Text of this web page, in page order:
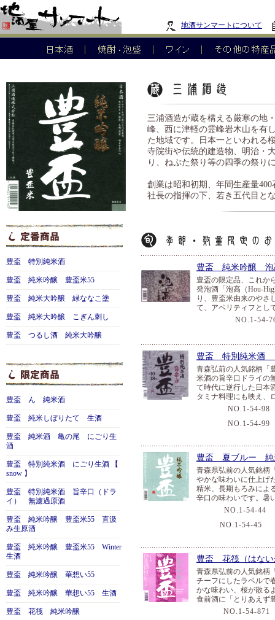
地酒サンマートについて
豊盃 特別純米酒
豊盃 純米吟醸 豊盃米55
豊盃 純米大吟醸 緑ななこ塗
豊盃 純米大吟醸 こぎん刺し
豊盃 つるし酒 純米大吟醸
豊盃 ん 純米酒
豊盃 純米しぼりたて 生酒
豊盃 純米酒 亀の尾 にごり生
酒
豊盃 特別純米酒 にごり生酒 【
snow 】
豊盃 特別純米酒 旨辛口（ドラ
イ） 無濾過原酒
豊盃 純米吟醸 豊盃米55 直汲
み生原酒
豊盃 純米吟醸 豊盃米55 Winter
生酒
豊盃 純米吟醸 華想い55
豊盃 純米吟醸 華想い55 生酒
豊盃 花筏 純米吟醸
三浦酒造が蔵を構える厳寒の地
峰、西に津軽の霊峰岩木山を有
た地域です。日本一といわれる
寺院街や伝統的建造物、明治・
り、ねぷた祭り等の四季の祭り
創業は昭和初期、年間生産量
社長の指揮の下、若き五代目と
三浦酒造が蔵を構える厳寒の地・弘前市は、青森県の西南部に
を有し、南に世界自然遺産の白神山地が連なる自然に恵まれた
をはじめ、藩政時代の佇まいを残す寺院街や伝統的建造物、明
さくら祭り、ねぷた祭り等の四季の祭りには多くの観光客で賑わ
創業は昭和初期、年間生産量４００石という家族中心の小さな
５代目となる三浦兄弟が杜氏として先頭に立って仕込みに入り
質の酒造好適米を用いて、造り手の顔がみえる丁寧な小仕込みに
三浦兄弟の兄・剛史氏、弟・文仁氏は、共に２０代という若さで
した優しい香味で全国の日本酒ファンから高い評価を得ており、
ちなみに、酒名「豊盃」の由来は、昔津軽藩祖為信公が戦場で兵
イ」節のユ－モアと勝利にあやかって命名されています。
また、豊盃では全国でも三浦酒造だけが契約栽培する同じ名を持
する酒造好適米「華吹雪米」「華想い」から、代表的な品種であ
など様々な酒造好適米を使い、良質な契約栽培米を中心に自家製
この規模の蔵元としては稀な自家精米機はあまりに大きく、設置
「農家さんが苦労して育ててくれたお米を大事に、自らの手で丁
様に美味しいと満足感を頂ける高品質な酒を醸したい」という
った手間隙やコストを惜しまず、造り手の顔が見える丁寧な手造
近年の目覚しい品質向上によって、全国の酒好き、酒販店に一躍
増やさず、「和醸良酒」の精神の下、家族一丸となって丁寧な酒
けています。毎年の品質向上と製造技術の進化には、今後益々の
豊盃 純米吟醸 泡
豊盃の限定品、これか
発泡酒「泡高（Hou-
り、豊盃米由来のやさ
て、アペリティフとし
NO.1-54-
豊盃 特別純米酒
青森弘前の人気銘柄「
米酒の旨辛口ドライの
て時代に逆行した日本
タミナ料理にも映え、
NO.1-54-98
NO.1-54-99
豊盃 夏ブルー 純
青森県弘前の人気銘柄
やかな味わいに仕上げ
精米、長期もろみによ
辛口の味わいです。暑
NO.1-54-44
NO.1-54-45
豊盃 花筏（はな
青森県弘前の人気銘柄
チーフにしたラベルで
かな味わい、桜が散る
食前酒に「とりあえず
NO.1-54-871